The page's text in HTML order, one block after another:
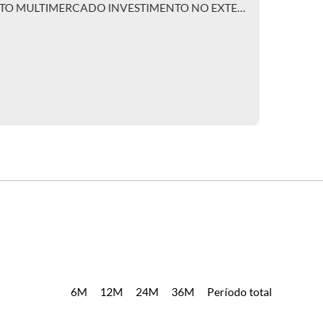
FRANKFURT CLASSE DE INVESTIMENTO MULTIMERCADO INVESTIMENTO NO EXTERIOR RESPONSABILIDADE LIMITADA
6M 12M 24M 36M Período total